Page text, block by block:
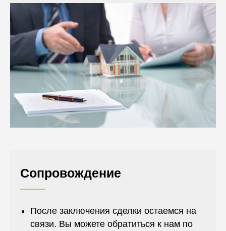
Сопровождение
После заключения сделки остаемся на
связи. Вы можете обратиться к нам по